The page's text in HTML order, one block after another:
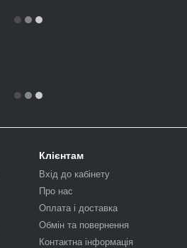
Клієнтам
Вхід до кабінету
Про нас
Оплата і доставка
Обмін та повернення
Контактна інформація